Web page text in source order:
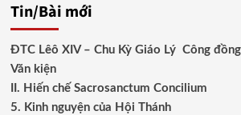
Tin/Bài mới
ĐTC Lêô XIV – Chu Kỳ Giáo Lý Công
Văn kiện
II. Hiến chế Sacrosanctum Concilium
5. Kinh nguyện của Hội Thánh